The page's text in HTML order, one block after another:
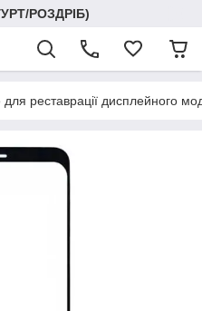
РОЗДРІБ)
для реставрації дисплейного